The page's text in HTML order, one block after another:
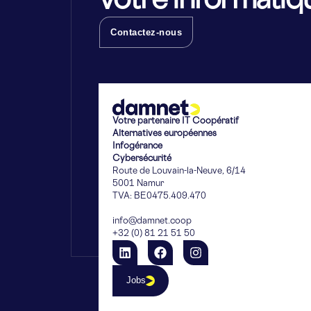
Contactez-nous
Votre partenaire IT Coopératif
Alternatives européennes
Infogérance
Cybersécurité
Route de Louvain-la-Neuve, 6/14
5001 Namur
TVA: BE0475.409.470
info@damnet.coop
+32 (0) 81 21 51 50
Jobs